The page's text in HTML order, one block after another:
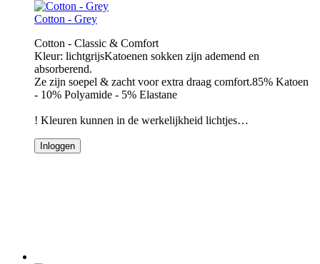
Cotton - Grey
Cotton - Classic & Comfort
Kleur: lichtgrijsKatoenen sokken zijn ademend en
absorberend.
Ze zijn soepel & zacht voor extra draag comfort.85% Katoen
- 10% Polyamide - 5% Elastane
! Kleuren kunnen in de werkelijkheid lichtjes…
Inloggen